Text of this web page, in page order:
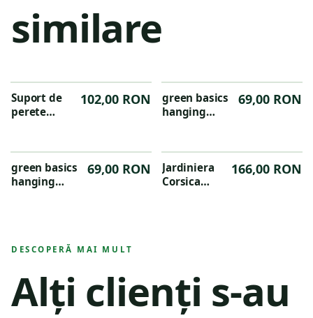
similare
Suport de
perete
culoarea
antracit
102,00 RON
green basics
hanging
69,00 RON
green basics
hanging
69,00 RON
Jardiniera
Corsica
antracit
166,00 RON
DESCOPERĂ MAI MULT
Alți clienți s-au